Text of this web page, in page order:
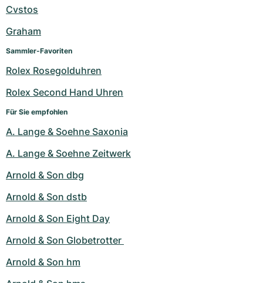
Cvstos
Graham
Sammler-Favoriten
Rolex Rosegolduhren
Rolex Second Hand Uhren
Für Sie empfohlen
A. Lange & Soehne Saxonia
A. Lange & Soehne Zeitwerk
Arnold & Son dbg
Arnold & Son dstb
Arnold & Son Eight Day
Arnold & Son Globetrotter
Arnold & Son hm